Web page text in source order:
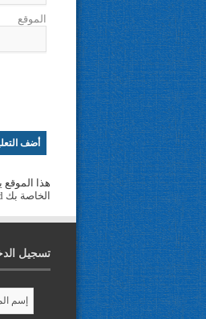
الموقع
هذا
الخاصة بك processed
تسجيل